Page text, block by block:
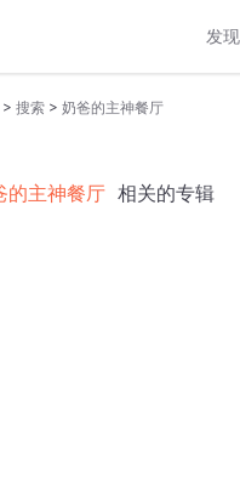
发现
> 搜索 > 奶爸的主神餐厅
的主神餐厅 相关的专辑